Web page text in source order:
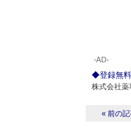
‐AD‐
◆登録無
株式会社薬
« 前の